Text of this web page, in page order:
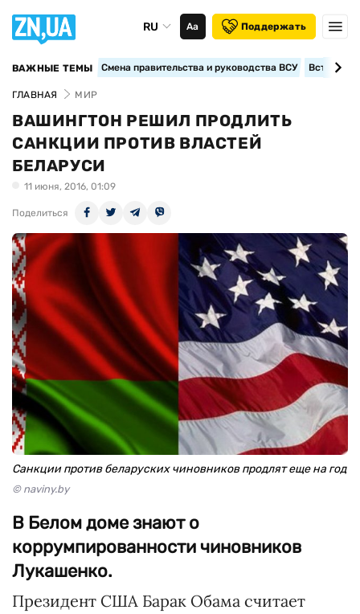
RU Аа Поддержать
ВАЖНЫЕ ТЕМЫ Смена правительства и руководства ВСУ
ГЛАВНАЯ МИР
ВАШИНГТОН РЕШИЛ ПРОДЛИТЬ
САНКЦИИ ПРОТИВ ВЛАСТЕЙ
БЕЛАРУСИ
11 июня, 2016, 01:09
Поделиться
Санкции против беларуских чиновников продлят еще на год
© naviny.by
В Белом доме знают о
коррумпированности чиновников
Лукашенко.
Президент США Барак Обама считает